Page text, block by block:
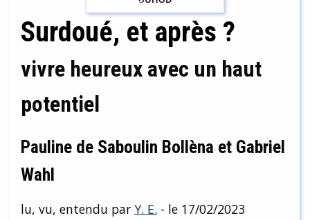
Surdoué, et après ?
vivre heureux avec un haut
potentiel
Pauline de Saboulin Bollèna et Gabriel
Wahl
lu, vu, entendu par Y. E. - le 17/02/2023